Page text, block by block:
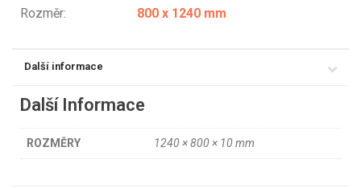
Rozměr: 800 x 1240 mm
Další informace
Další Informace
ROZMĚRY 1240 × 800 × 10 mm